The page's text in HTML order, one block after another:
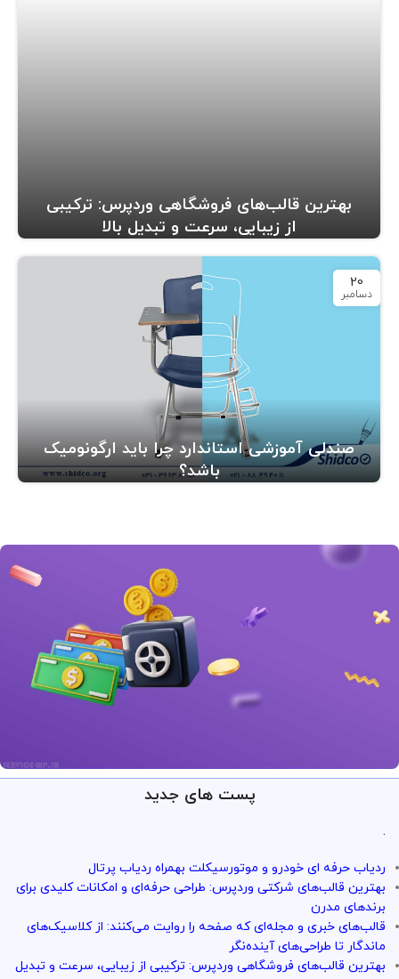
بهترین قالب‌های فروشگاهی وردپرس: ترکیبی
از زیبایی، سرعت و تبدیل بالا
20
دسامبر
صندلی آموزشی استاندارد چرا باید ارگونومیک
باشد؟
با خیال راحت میتونی از خدمات و سرویس ها استفاده کنی
پست های جدید
.
ردیاب حرفه ای خودرو و موتورسیکلت بهمراه ردیاب پرتال
بهترین قالب‌های شرکتی وردپرس: طراحی حرفه‌ای و امکانات کلیدی برای
برندهای مدرن
قالب‌های خبری و مجله‌ای که صفحه را روایت می‌کنند: از کلاسیک‌های
ماندگار تا طراحی‌های آینده‌نگر
بهترین قالب‌های فروشگاهی وردپرس: ترکیبی از زیبایی، سرعت و تبدیل